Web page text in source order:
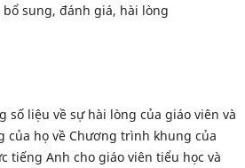
sung, đánh giá, hài lòng
số liệu về sự hài lòng của giáo viên và
của họ về Chương trình khung của
tiếng Anh cho giáo viên tiểu học và